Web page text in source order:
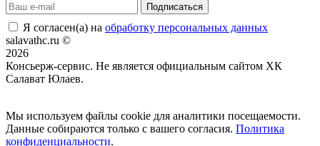
Подписаться
Я согласен(а) на обработку персональных данных
salavathc.ru ©
2026
Консьерж-сервис. Не является официальным сайтом ХК
Салават Юлаев.
Мы используем файлы cookie для аналитики посещаемости.
Данные собираются только с вашего согласия. Политика
конфиденциальности.